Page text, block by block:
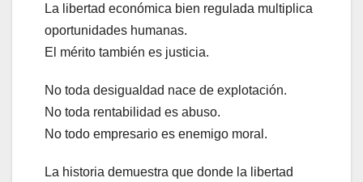
La libertad económica bien regulada multiplica
oportunidades humanas.
El mérito también es justicia.
No toda desigualdad nace de explotación.
No toda rentabilidad es abuso.
No todo empresario es enemigo moral.
La historia demuestra que donde la libertad